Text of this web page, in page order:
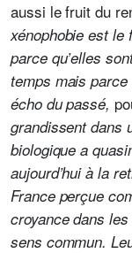
aussi le fruit du
xénophobie est le
parce qu’elles
temps mais
écho du passé,
grandissent dans
biologique a
aujourd’hui à la
France perçue
croyance dans
sens commun.